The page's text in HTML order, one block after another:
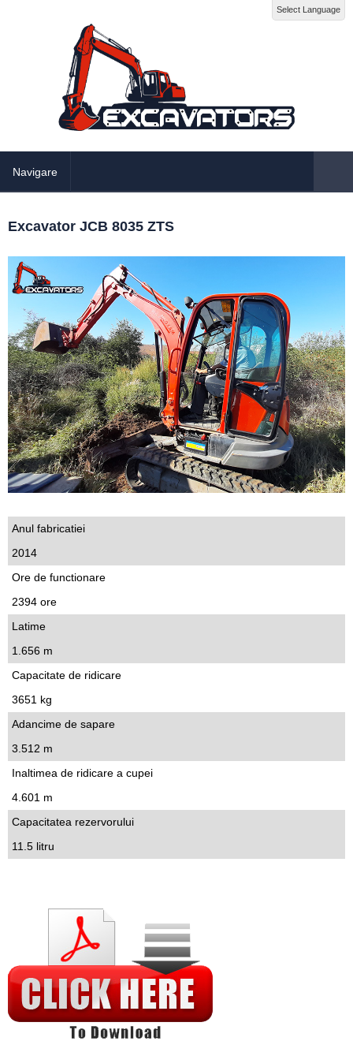
Select Language
Navigare
Excavator JCB 8035 ZTS
Anul fabricatiei
2014
Ore de functionare
2394 ore
Latime
1.656 m
Capacitate de ridicare
3651 kg
Adancime de sapare
3.512 m
Inaltimea de ridicare a cupei
4.601 m
Capacitatea rezervorului
11.5 litru